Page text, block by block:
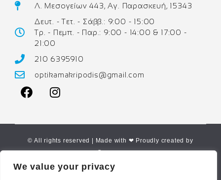
We value your privacy
Λ. Μεσογείων 443, Αγ. Παρασκευή, 15343
Δευτ. - Τετ. - Σάββ.: 9:00 - 15:00
Τρ. - Πεμπ. - Παρ.: 9:00 - 14:00 & 17:00 -
21:00
210 6395910
optikamakripodis@gmail.com
© All rights reserved | Made with ❤ Proudly created by
Corne.gr